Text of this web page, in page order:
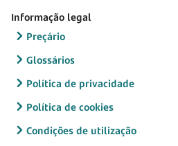
Informação legal
Preçário
Glossários
Política de privacidade
Política de cookies
Condições de utilização